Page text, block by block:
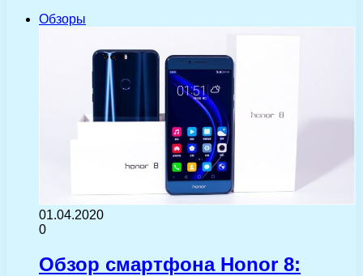
Обзоры
01.04.2020
0
Обзор смартфона Honor 8: